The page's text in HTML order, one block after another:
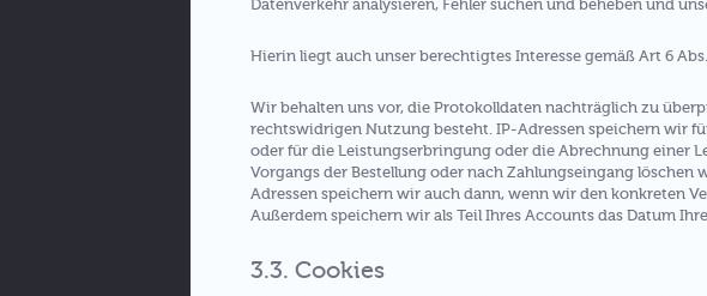
Datenverkehr analysieren, Fehler suchen und beheben und
Hierin liegt auch unser berechtigtes Interesse gemäß Art 6 Abs.
Wir behalten uns vor, die Protokolldaten nachträglich zu
rechtswidrigen Nutzung besteht. IP-Adressen speichern wir
oder für die Leistungserbringung oder die Abrechnung einer
Vorgangs der Bestellung oder nach Zahlungseingang
Adressen speichern wir auch dann, wenn wir den konkreten
Außerdem speichern wir als Teil Ihres Accounts das Datum
3.3. Cookies